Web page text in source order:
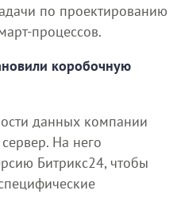
по проектированию
процессов.
коробочную
данных компании
На него
Битрикс24, чтобы